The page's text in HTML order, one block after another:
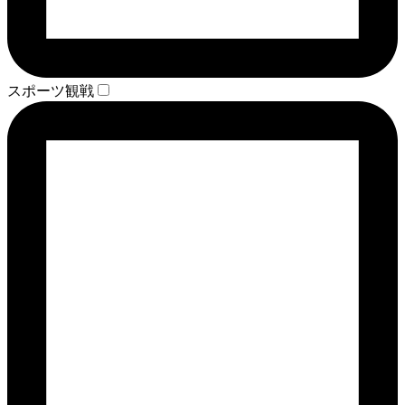
スポーツ観戦